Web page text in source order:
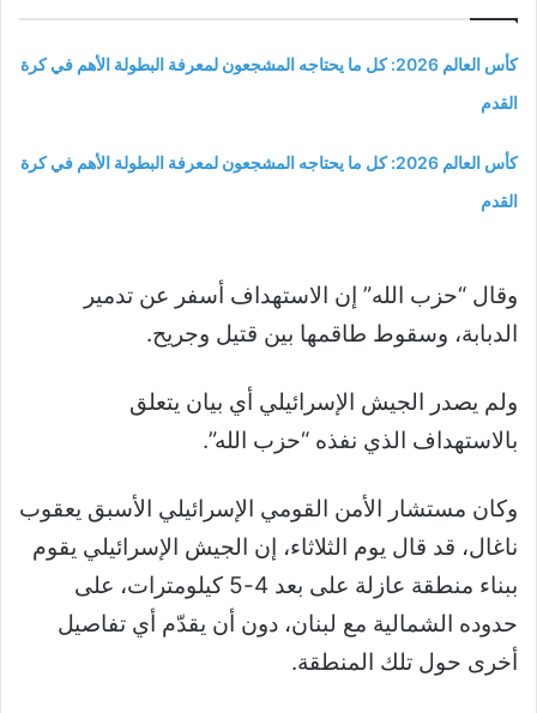
كأس العالم 2026: كل ما يحتاجه المشجعون لمعرفة البطولة الأهم في كرة
القدم
كأس العالم 2026: كل ما يحتاجه المشجعون لمعرفة البطولة الأهم في كرة
القدم
وقال “حزب الله” إن الاستهداف أسفر عن تدمير
الدبابة، وسقوط طاقمها بين قتيل وجريح.
ولم يصدر الجيش الإسرائيلي أي بيان يتعلق
بالاستهداف الذي نفذه “حزب الله”.
وكان مستشار الأمن القومي الإسرائيلي الأسبق يعقوب
ناغال، قد قال يوم الثلاثاء، إن الجيش الإسرائيلي يقوم
ببناء منطقة عازلة على بعد 4-5 كيلومترات، على
حدوده الشمالية مع لبنان، دون أن يقدّم أي تفاصيل
أخرى حول تلك المنطقة.